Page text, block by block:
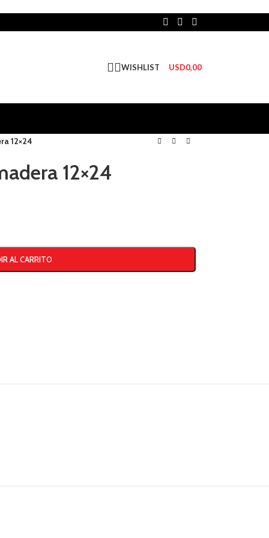
WISHLIST USD0,00
12×24
12×24
AL CARRITO